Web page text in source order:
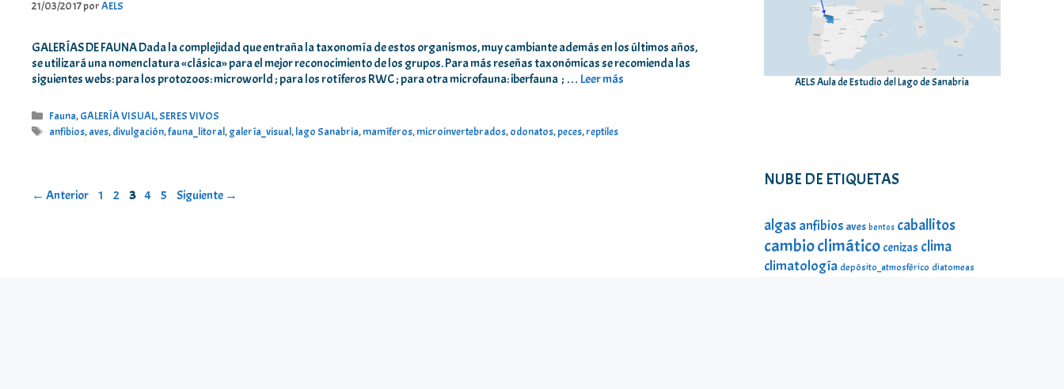
21/03/2017porAELS
GALERÍAS DE FAUNA Dada la complejidad que entraña la taxonomía de estos organismos, muy cambiante además en los últimos años,
se utilizará una nomenclatura «clásica» para el mejor reconocimiento de los grupos. Para más reseñas taxonómicas se recomienda las
siguientes webs: para los protozoos: microworld ; para los rotíferos RWC ; para otra microfauna: iberfauna ; … Leer más
Categorías
Fauna,GALERÍA VISUAL,SERES VIVOS
Etiquetas
anfibios,aves,divulgación,fauna_litoral,galería_visual,lago Sanabria,mamíferos,microinvertebrados,odonatos,peces,reptiles
← Anterior Página
1 Página
2 Página
3 Página
4 Página
5 Siguiente →
AELS Aula de Estudio del Lago de Sanabria
NUBE DE ETIQUETAS
algas anfibios aves bentos caballitos
cambio climático cenizas clima
climatología depósito_atmosférico diatomeas